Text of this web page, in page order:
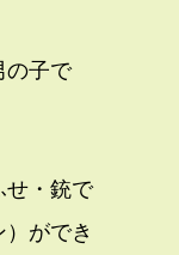
の子で
せ・銃で
ができ